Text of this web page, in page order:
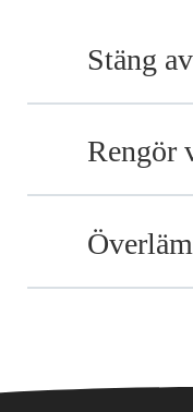
Stäng
Rengör